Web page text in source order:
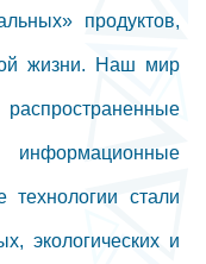
продуктов,
жизни. Наш мир
стали
экологических и